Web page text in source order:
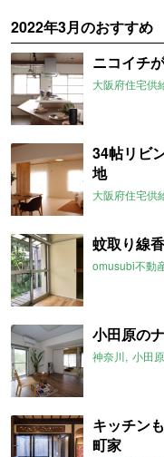
2022年3月のおすすめ
ニコイチ
大阪府住宅供
34帖リビ
地
大阪府住宅供
蚊取り線
omusubi不動
小田原の
神奈川 小田原
キッチン
町家